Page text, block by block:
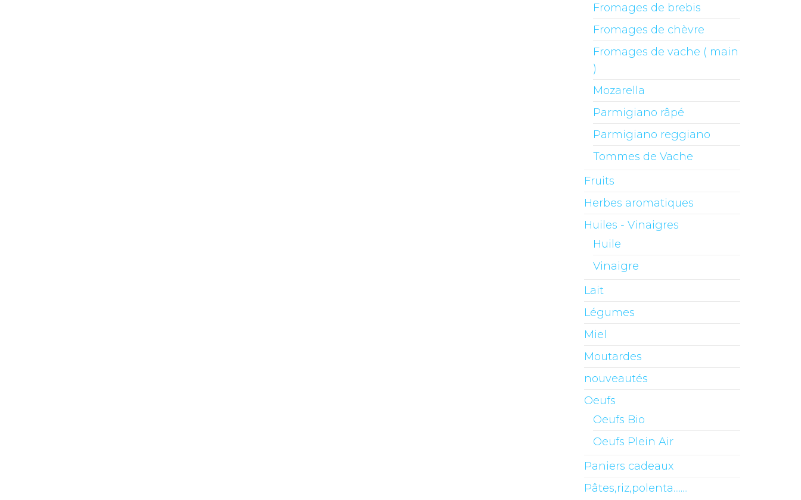
Fromages de brebis
Fromages de chèvre
Fromages de vache ( main
)
Mozarella
Parmigiano râpé
Parmigiano reggiano
Tommes de Vache
Fruits
Herbes aromatiques
Huiles - Vinaigres
Huile
Vinaigre
Lait
Légumes
Miel
Moutardes
nouveautés
Oeufs
Oeufs Bio
Oeufs Plein Air
Paniers cadeaux
Pâtes,riz,polenta........